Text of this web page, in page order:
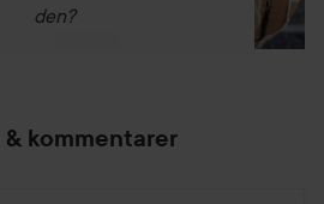
den?
kommentarer